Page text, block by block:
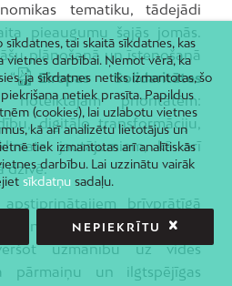
tematiku, tādejādi
pieaugumu šajās jomās.
plānošanā un īstenošanā
“
Eiropas Solidaritātes
noteiktajām prioritātēm:
digitālo transformāciju,
jautājumiem, kā arī
dzīvē.
brīvprātīgā
īstenoti, integrējot tajoszaļo
uzmanību uz vides
pārmaiņu un ilgtspējīgas
tai skaitā sīkdatnes, kas
vietnes darbībai. Ņemot vērā, ka
ja sīkdatnes netiks izmantotas, šo
netiek prasīta. Papildus
(cookies), lai uzlabotu vietnes
kā arī analizētu lietotājus un
tiek izmantotas arī analītiskās
darbību. Lai uzzinātu vairāk
sīkdatņusadaļu.
NEPIEKRĪTU